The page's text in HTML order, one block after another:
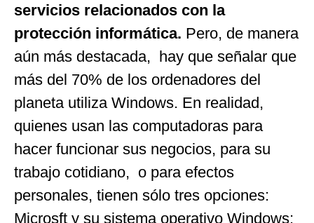
servicios relacionados con la
protección informática. Pero, de manera
aún más destacada, hay que señalar que
más del 70% de los ordenadores del
planeta utiliza Windows. En realidad,
quienes usan las computadoras para
hacer funcionar sus negocios, para su
trabajo cotidiano, o para efectos
personales, tienen sólo tres opciones:
Microsft y su sistema operativo Windows;